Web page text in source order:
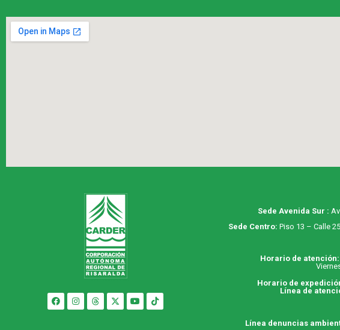
Sede Avenida Sur :
Sede Centro: Piso 13 – Calle
Horario de
Horario de
Línea de
Línea denuncias